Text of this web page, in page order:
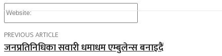
PREVIOUS ARTICLE
जनप्रतिनिधिका सवारी धमाधम एम्बुलेन्स बनाइदैं